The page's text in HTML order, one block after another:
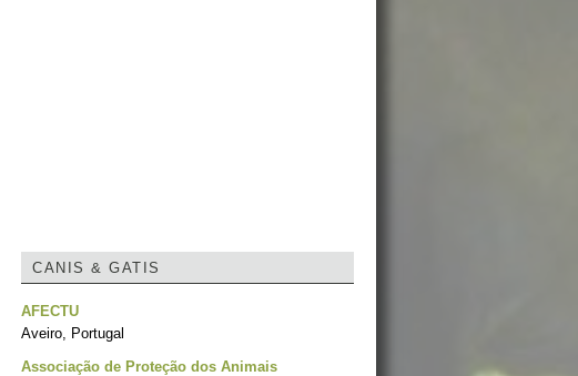
CANIS & GATIS
AFECTU
Aveiro, Portugal
Associação de Proteção dos Animais